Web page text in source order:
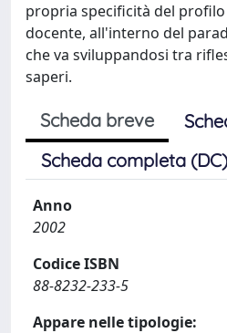
propria specificità del
docente, all'interno del
che va sviluppandosi tra
saperi.
Scheda breve
Scheda completa (DC)
Anno
2002
Codice ISBN
88-8232-233-5
Appare nelle tipologie: